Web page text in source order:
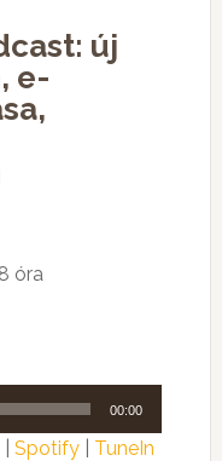
új
e-
óra
00:00
Spotify| TuneIn